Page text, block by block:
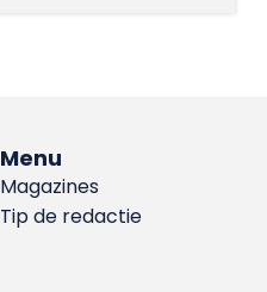
Menu
Magazines
Tip de redactie